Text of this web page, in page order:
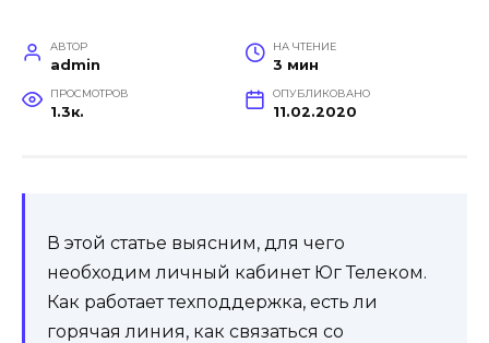
АВТОР
admin
НА ЧТЕНИЕ
3 мин
ПРОСМОТРОВ
1.3к.
ОПУБЛИКОВАНО
11.02.2020
В этой статье выясним, для чего
необходим личный кабинет Юг Телеком.
Как работает техподдержка, есть ли
горячая линия, как связаться со